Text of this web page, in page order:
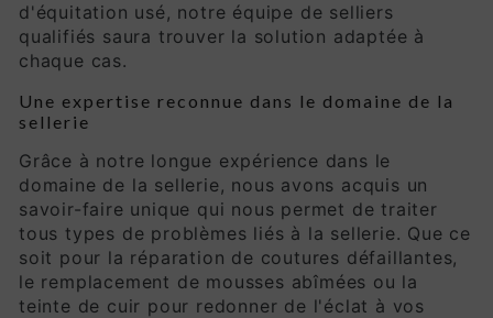
d'équitation usé, notre équipe de selliers
qualifiés saura trouver la solution adaptée à
chaque cas.
Une expertise reconnue dans le domaine de la
sellerie
Grâce à notre longue expérience dans le
domaine de la sellerie, nous avons acquis un
savoir-faire unique qui nous permet de traiter
tous types de problèmes liés à la sellerie. Que ce
soit pour la réparation de coutures défaillantes,
le remplacement de mousses abîmées ou la
teinte de cuir pour redonner de l'éclat à vos